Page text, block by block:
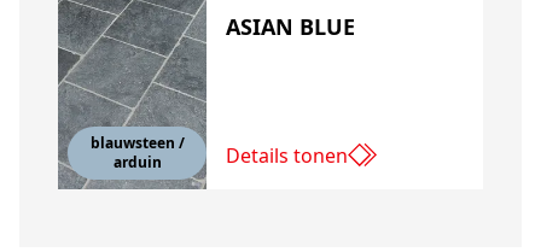
blauwsteen /
arduin
ASIAN BLUE
Details tonen